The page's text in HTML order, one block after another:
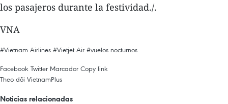
los pasajeros durante la festividad./.
VNA
#Vietnam Airlines #Vietjet Air #vuelos nocturnos
Facebook Twitter Marcador Copy link
Theo dõi VietnamPlus
Noticias relacionadas